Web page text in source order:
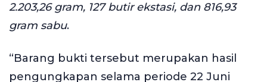
2.203,26 gram, 127 butir ekstasi, dan 816,93
gram sabu.
“Barang bukti tersebut merupakan hasil
pengungkapan selama periode 22 Juni